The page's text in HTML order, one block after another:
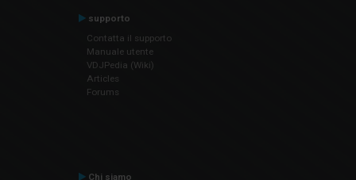
supporto
Contatta il supporto
Manuale utente
VDJPedia (Wiki)
Articles
Forums
Chi siamo